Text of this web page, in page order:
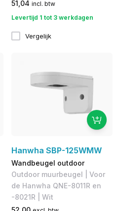
51,04 incl. btw
Levertijd 1 tot 3 werkdagen
Vergelijk
Hanwha SBP-125WMW
Wandbeugel outdoor
Outdoor muurbeugel | Voor
de Hanwha QNE-8011R en
-8021R | Wit